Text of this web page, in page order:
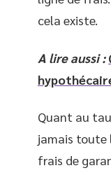
cela existe.
A lire aussi :
Quant au
jamais toute
frais de